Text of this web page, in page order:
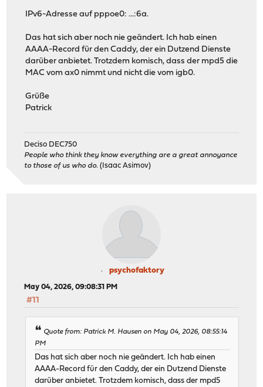
IPv6-Adresse auf pppoe0: ...:6a.
Das hat sich aber noch nie geändert. Ich hab einen
AAAA-Record für den Caddy, der ein Dutzend Dienste
darüber anbietet. Trotzdem komisch, dass der mpd5 die
MAC vom ax0 nimmt und nicht die vom igb0.
Grüße
Patrick
Deciso DEC750
People who think they know everything are a great annoyance
to those of us who do. (Isaac Asimov)
psychofaktory
May 04, 2026, 09:08:31 PM
#11
Quote from: Patrick M. Hausen on May 04, 2026, 08:55:14
PM
Das hat sich aber noch nie geändert. Ich hab einen
AAAA-Record für den Caddy, der ein Dutzend Dienste
darüber anbietet. Trotzdem komisch, dass der mpd5